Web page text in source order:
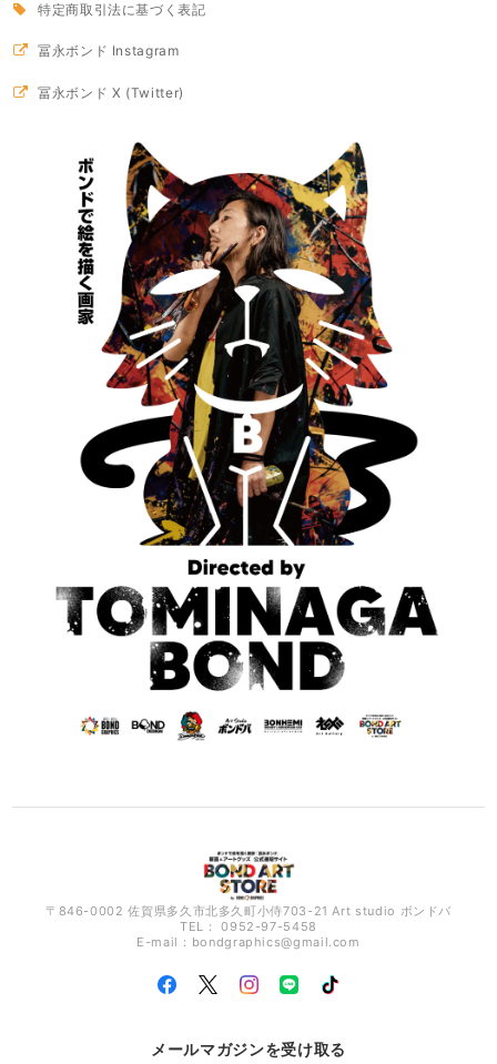
特定商取引法に基づく表記
冨永ボンド Instagram
冨永ボンド X (Twitter)
〒846-0002 佐賀県多久市北多久町小侍703-21 Art studio ボンドバ
TEL： 0952-97-5458
E-mail： bondgraphics@gmail.com
メールマガジンを受け取る